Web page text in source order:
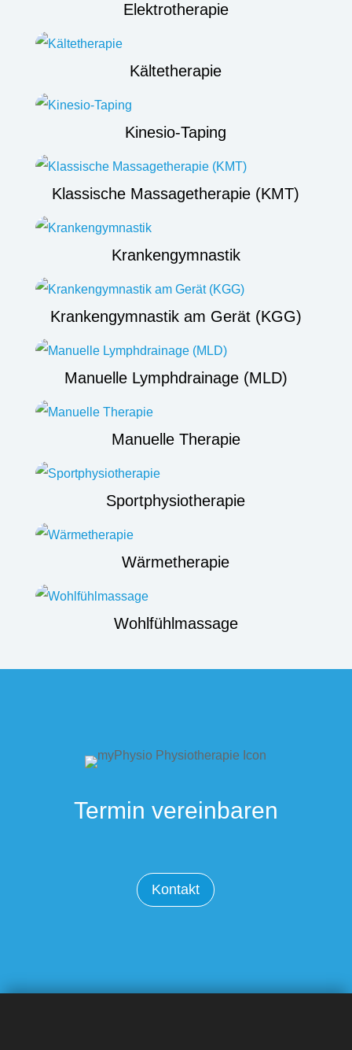
Elektrotherapie
Kältetherapie
Kinesio-Taping
Klassische Massagetherapie (KMT)
Krankengymnastik
Krankengymnastik am Gerät (KGG)
Manuelle Lymphdrainage (MLD)
Manuelle Therapie
Sportphysiotherapie
Wärmetherapie
Wohlfühlmassage
Termin vereinbaren
Kontakt